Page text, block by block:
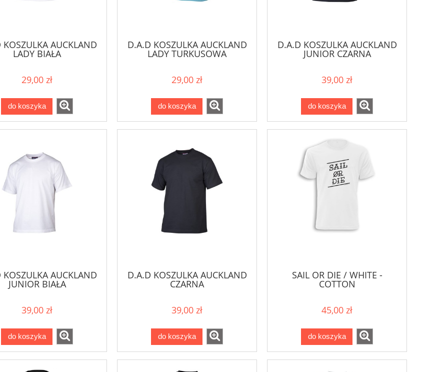
AUCKLAND
LADY BIAŁA
29,00 zł
do koszyka
D.A.D KOSZULKA AUCKLAND
LADY TURKUSOWA
29,00 zł
do koszyka
D.A.D KOSZULKA AUCKLAND
JUNIOR CZARNA
39,00 zł
do koszyka
AUCKLAND
JUNIOR BIAŁA
39,00 zł
do koszyka
D.A.D KOSZULKA AUCKLAND
CZARNA
39,00 zł
do koszyka
SAIL OR DIE / WHITE -
COTTON
45,00 zł
do koszyka